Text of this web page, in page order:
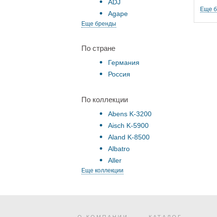
ADJ
Agape
Еще бренды
По стране
Германия
Россия
По коллекции
Abens K-3200
Aisch K-5900
Aland K-8500
Albatro
Aller
Еще коллекции
Еще